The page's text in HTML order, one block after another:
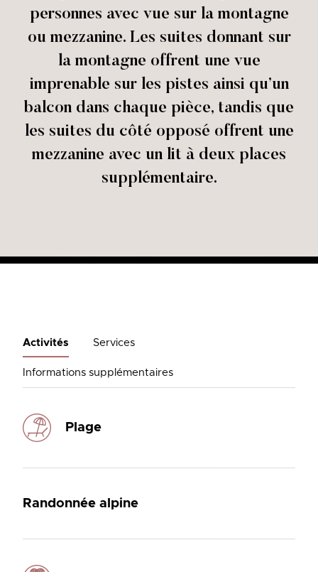
personnes avec vue sur la montagne
ou mezzanine. Les suites donnant sur
la montagne offrent une vue
imprenable sur les pistes ainsi qu’un
balcon dans chaque pièce, tandis que
les suites du côté opposé offrent une
mezzanine avec un lit à deux places
supplémentaire.
Activités Services
Informations supplémentaires
Plage
Randonnée alpine